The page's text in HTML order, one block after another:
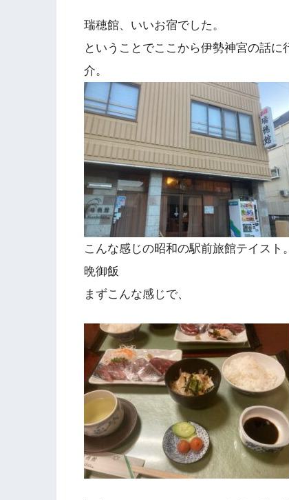
瑞穂館、いいお宿でした。
ということでここから伊勢神宮の話
介。
こんな感じの昭和の駅前旅館テイスト。
晩御飯
まずこんな感じで、